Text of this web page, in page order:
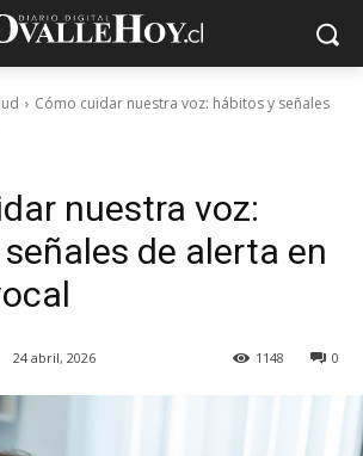
Cómo cuidar nuestra voz: hábitos y señales
nuestra voz:
de alerta en
24 abril, 2026 0
1148